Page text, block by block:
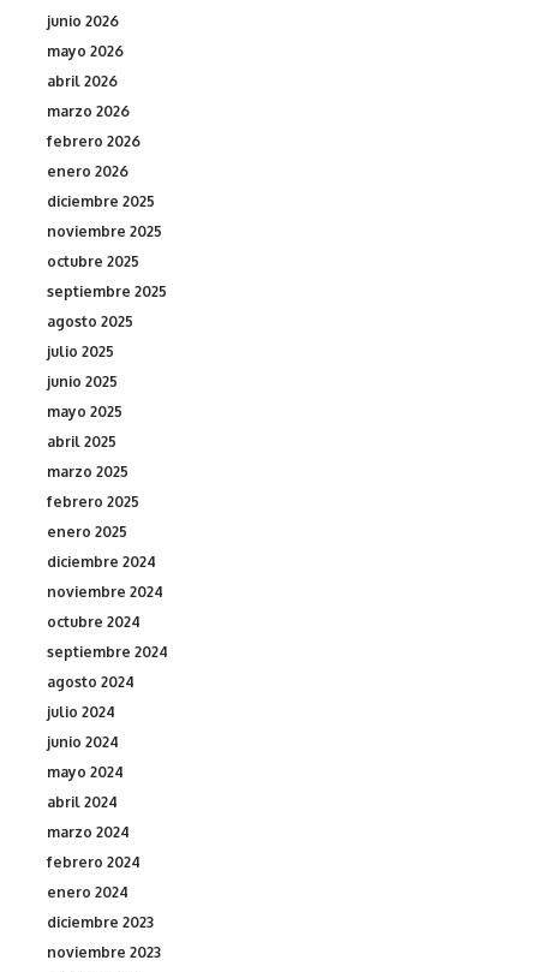
junio 2026
mayo 2026
abril 2026
marzo 2026
febrero 2026
enero 2026
diciembre 2025
noviembre 2025
octubre 2025
septiembre 2025
agosto 2025
julio 2025
junio 2025
mayo 2025
abril 2025
marzo 2025
febrero 2025
enero 2025
diciembre 2024
noviembre 2024
octubre 2024
septiembre 2024
agosto 2024
julio 2024
junio 2024
mayo 2024
abril 2024
marzo 2024
febrero 2024
enero 2024
diciembre 2023
noviembre 2023